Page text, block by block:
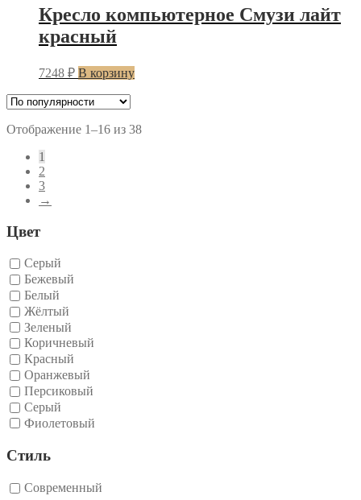
Кресло компьютерное Смузи лайт
красный
7248 ₽ В корзину
Отображение 1–16 из 38Сортировка:
1
2
3
→
Цвет
Cерый
Бежевый
Белый
Жёлтый
Зеленый
Коричневый
Красный
Оранжевый
Персиковый
Серый
Фиолетовый
Стиль
Современный